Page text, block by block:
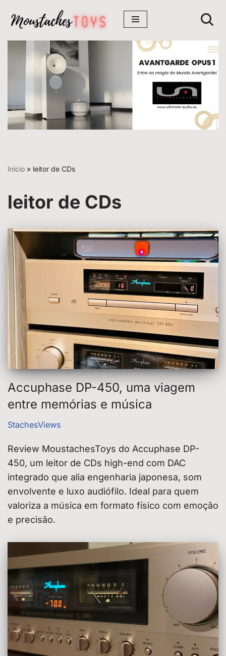
Avançar
para
conteúdo
Início » leitor de CDs
leitor de CDs
Accuphase DP-450, uma viagem
entre memórias e música
StachesViews
Review MoustachesToys do Accuphase DP-
450, um leitor de CDs high-end com DAC
integrado que alia engenharia japonesa, som
envolvente e luxo audiófilo. Ideal para quem
valoriza a música em formato físico com emoção
e precisão.